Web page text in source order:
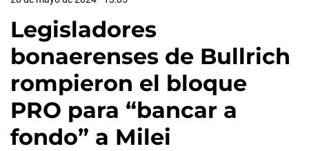
Legisladores
bonaerenses de Bullrich
rompieron el bloque
PRO para “bancar a
fondo” a Milei